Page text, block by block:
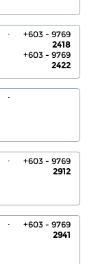
.
+603 - 9769
2418
+603 - 9769
2422
.
.
+603 - 9769
2912
.
+603 - 9769
2941